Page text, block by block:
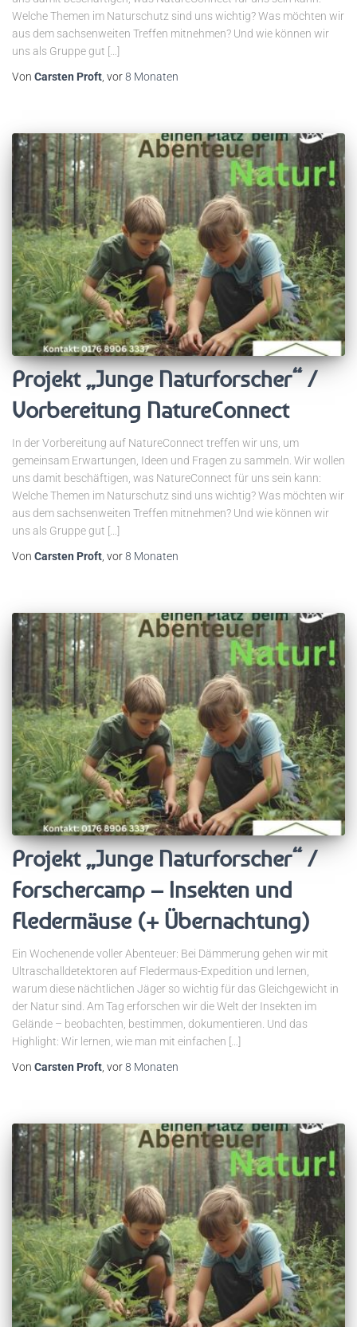
Welche Themen im Naturschutz sind uns wichtig? Was möchten wir
aus dem sachsenweiten Treffen mitnehmen? Und wie können wir
uns als Gruppe gut […]
Von Carsten Proft, vor8 Monaten
Projekt „Junge Naturforscher“ /
Vorbereitung NatureConnect
In der Vorbereitung auf NatureConnect treffen wir uns, um
gemeinsam Erwartungen, Ideen und Fragen zu sammeln. Wir wollen
uns damit beschäftigen, was NatureConnect für uns sein kann:
Welche Themen im Naturschutz sind uns wichtig? Was möchten wir
aus dem sachsenweiten Treffen mitnehmen? Und wie können wir
uns als Gruppe gut […]
Von Carsten Proft , vor8 Monaten
Projekt „Junge Naturforscher“ /
Forschercamp – Insekten und
Fledermäuse (+ Übernachtung)
Ein Wochenende voller Abenteuer: Bei Dämmerung gehen wir mit
Ultraschalldetektoren auf Fledermaus-Expedition und lernen,
warum diese nächtlichen Jäger so wichtig für das Gleichgewicht in
der Natur sind. Am Tag erforschen wir die Welt der Insekten im
Gelände – beobachten, bestimmen, dokumentieren. Und das
Highlight: Wir lernen, wie man mit einfachen […]
Von Carsten Proft , vor8 Monaten